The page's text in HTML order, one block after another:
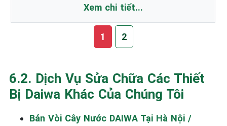
Xem chi tiết...
1 2
6.2. Dịch Vụ Sửa Chữa Các Thiết
Bị Daiwa Khác Của Chúng Tôi
Bán Vòi Cây Nước DAIWA Tại Hà Nội /